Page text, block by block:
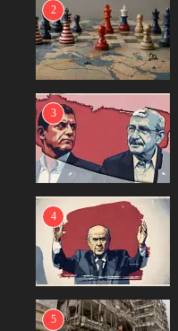
2
3
4
5